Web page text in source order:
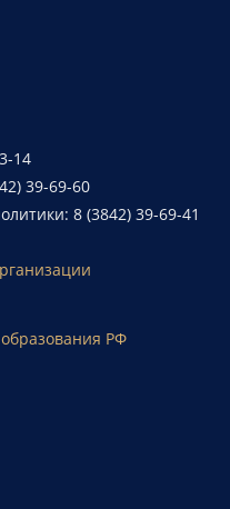
14
39-69-60
8 (3842) 39-69-41
РФ